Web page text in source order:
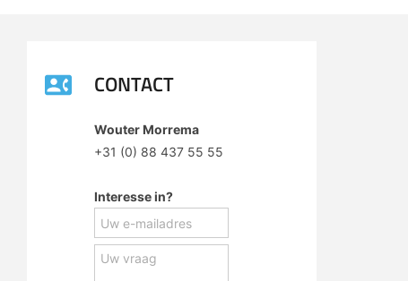
CONTACT
Wouter Morrema
+31 (0) 88 437 55 55
Interesse in?